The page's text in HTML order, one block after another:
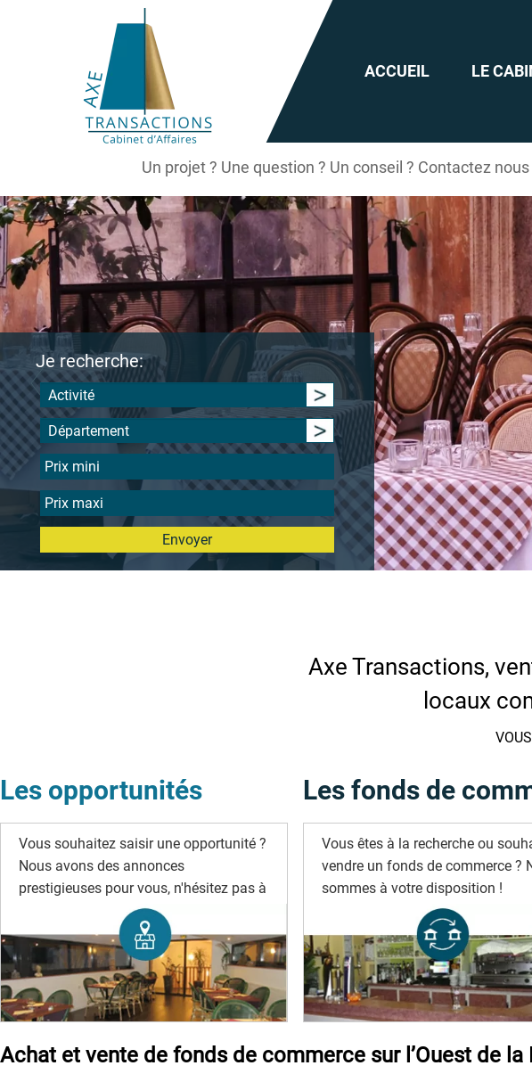
ACCUEIL LE
Un projet ? Une question ? Un conseil ? Contactez nous
Je recherche:
Activité
Département
Envoyer
Axe Transactions,
locaux
Les opportunités
Vous souhaitez saisir une opportunité ?
Nous avons des annonces
prestigieuses pour vous, n'hésitez pas à
Les fonds de
Vous êtes à la recherche ou
vendre un fonds de commerce ?
sommes à votre disposition !
Achat et vente de fonds de commerce sur l’Ouest de la